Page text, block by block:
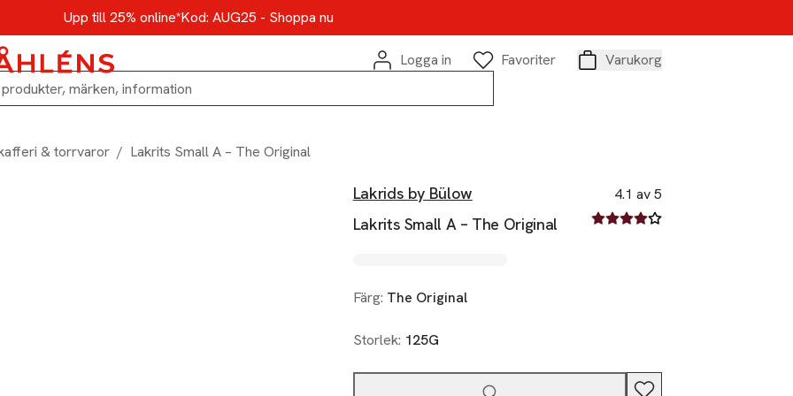
Upp till 25% online*Kod: AUG25 - Shoppa nu
Logga in
Favoriter
Varukorg
& torrvaror / Lakrits Small A – The Original
Lakrids by Bülow
Lakrits Small A – The Original
4.1 av 5
4.1 av fem stjärnor
Färg: The Original
Storlek: 125G